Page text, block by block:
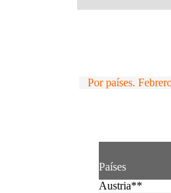
Por países.
Países
Austria**